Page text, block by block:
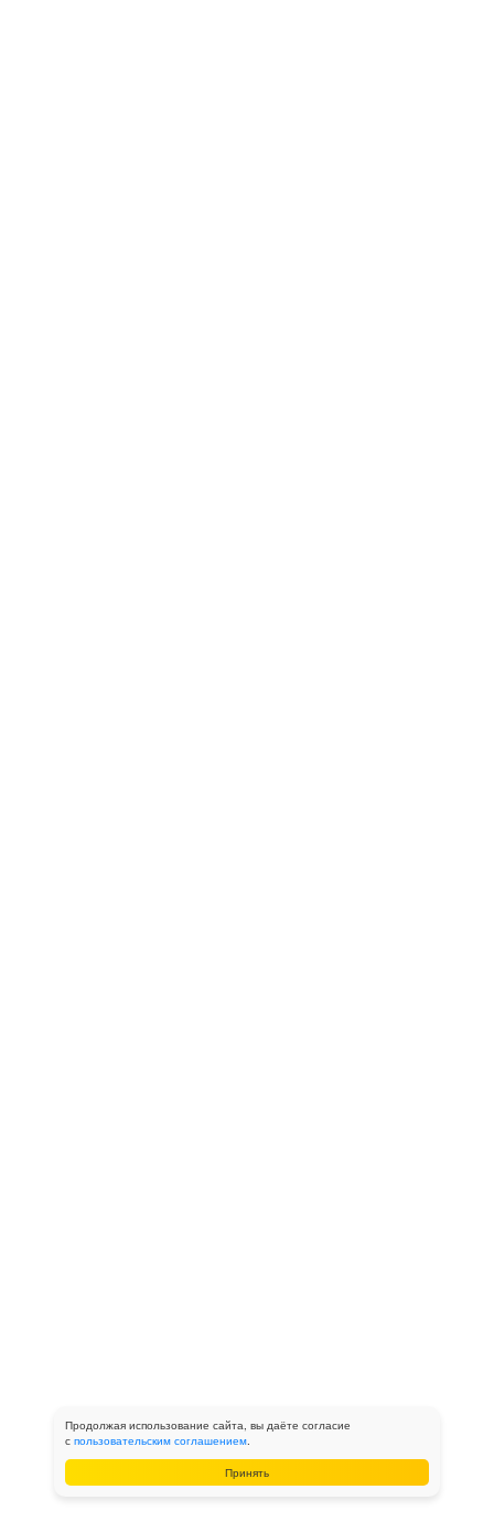
Продолжая использование сайта, вы даёте согласие
с пользовательским соглашением.
Принять